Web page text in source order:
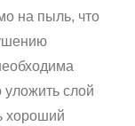
на пыль, что
уложить слой
хороший